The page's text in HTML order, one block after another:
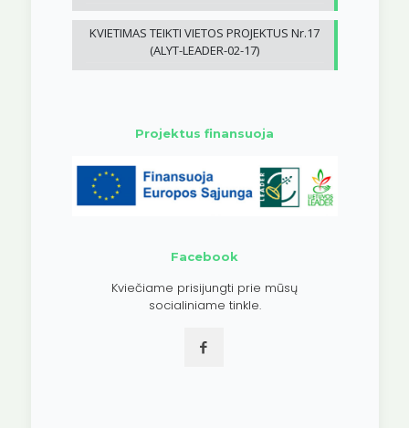
KVIETIMAS TEIKTI VIETOS PROJEKTUS Nr.17
(ALYT-LEADER-02-17)
Projektus finansuoja
Facebook
Kviečiame prisijungti prie mūsų
socialiniame tinkle.